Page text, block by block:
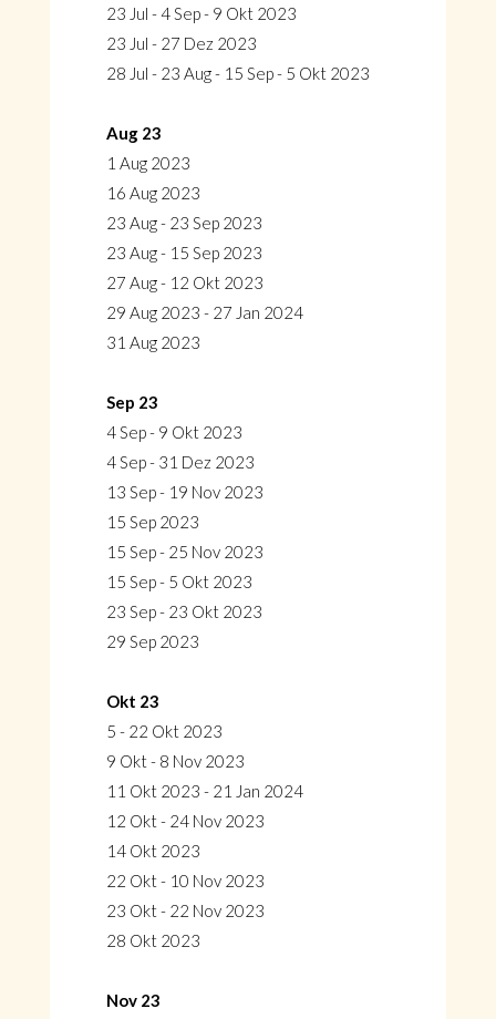
23 Jul - 4 Sep - 9 Okt 2023
23 Jul - 27 Dez 2023
28 Jul - 23 Aug - 15 Sep - 5 Okt 2023
Aug 23
1 Aug 2023
16 Aug 2023
23 Aug - 23 Sep 2023
23 Aug - 15 Sep 2023
27 Aug - 12 Okt 2023
29 Aug 2023 - 27 Jan 2024
31 Aug 2023
Sep 23
4 Sep - 9 Okt 2023
4 Sep - 31 Dez 2023
13 Sep - 19 Nov 2023
15 Sep 2023
15 Sep - 25 Nov 2023
15 Sep - 5 Okt 2023
23 Sep - 23 Okt 2023
29 Sep 2023
Okt 23
5 - 22 Okt 2023
9 Okt - 8 Nov 2023
11 Okt 2023 - 21 Jan 2024
12 Okt - 24 Nov 2023
14 Okt 2023
22 Okt - 10 Nov 2023
23 Okt - 22 Nov 2023
28 Okt 2023
Nov 23